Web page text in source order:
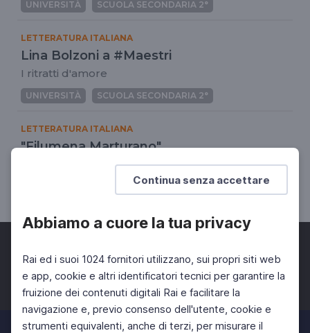
Continua senza accettare
Abbiamo a cuore la tua privacy
Rai ed i suoi 1024 fornitori utilizzano, sui propri siti web
e app, cookie e altri identificatori tecnici per garantire la
fruizione dei contenuti digitali Rai e facilitare la
navigazione e, previo consenso dell'utente, cookie e
strumenti equivalenti, anche di terzi, per misurare il
UNIVERSITÀ SCUOLA SECONDARIA 2°
LETTERATURA ITALIANA
Lina Bolzoni a #Maestri
I ritratti d'amore
UNIVERSITÀ SCUOLA SECONDARIA 2°
LETTERATURA ITALIANA
"Filumena Marturano"
La grande lezione di Eduardo
SCUOLA SECONDARIA 2°
Facebook Twitter Instagram